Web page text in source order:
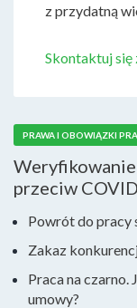
z przydatną
Skontaktuj się
PRAWA I OBOWIĄZKI
przeciw
Powrót do pracy
Zakaz
Praca na
umowy?